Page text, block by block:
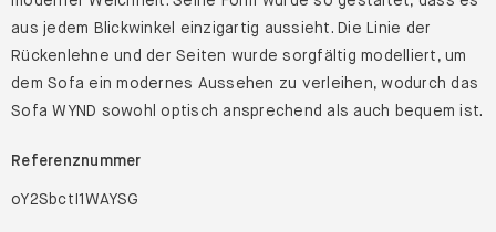
aus jedem Blickwinkel einzigartig aussieht. Die Linie der
Rückenlehne und der Seiten wurde sorgfältig modelliert, um
dem Sofa ein modernes Aussehen zu verleihen, wodurch das
Sofa WYND sowohl optisch ansprechend als auch bequem ist.
Referenznummer
oY2SbctI1WAYSG